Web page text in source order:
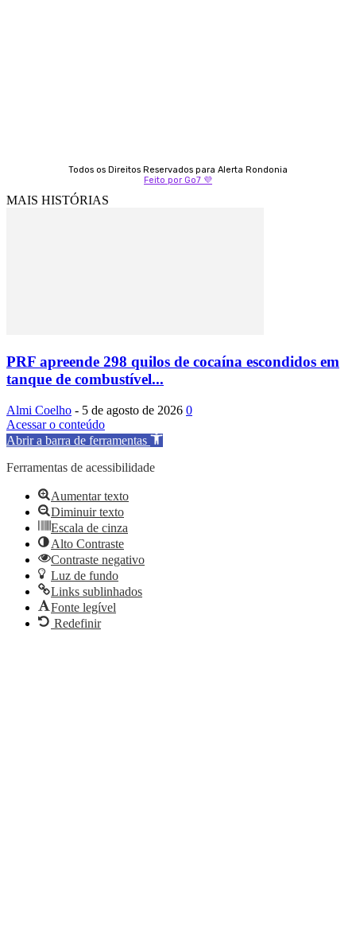
Todos os Direitos Reservados para Alerta Rondonia
Feito por Go7 💜
MAIS HISTÓRIAS
PRF apreende 298 quilos de cocaína escondidos em
tanque de combustível...
Almi Coelho - 5 de agosto de 2026 0
Acessar o conteúdo
Abrir a barra de ferramentas
Ferramentas de acessibilidade
Aumentar texto
Diminuir texto
Escala de cinza
Alto Contraste
Contraste negativo
Luz de fundo
Links sublinhados
Fonte legível
Redefinir